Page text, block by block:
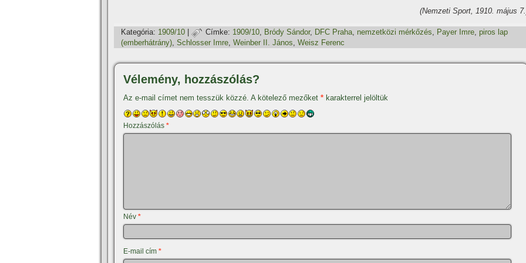
(Nemzeti Sport, 1910. május
Kategória: 1909/10 Címke: 1909/10, Bródy Sándor, DFC Praha, nemzetközi mérkőzés, Payer Imre, piros lap
(emberhátrány), Schlosser Imre, Weinber II. János, Weisz Ferenc
Vélemény, hozzászólás?
Az e-mail címet nem tesszük közzé. A kötelező mezőket * karakterrel jelöltük
Hozzászólás *
Név *
E-mail cím *